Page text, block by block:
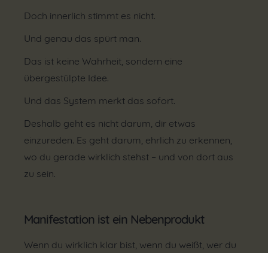
Doch innerlich stimmt es nicht.
Und genau das spürt man.
Das ist keine Wahrheit, sondern eine
übergestülpte Idee.
Und das System merkt das sofort.
Deshalb geht es nicht darum, dir etwas
einzureden. Es geht darum, ehrlich zu erkennen,
wo du gerade wirklich stehst – und von dort aus
zu sein.
Manifestation ist ein Nebenprodukt
Wenn du wirklich klar bist, wenn du weißt, wer du